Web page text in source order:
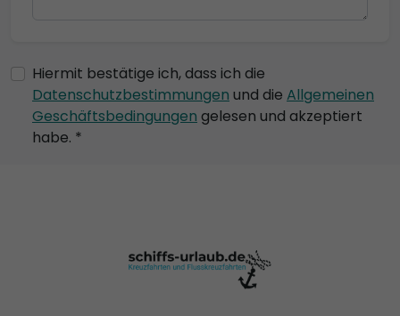
Hiermit bestätige ich, dass ich die
Datenschutzbestimmungen und die Allgemeinen
Geschäftsbedingungen gelesen und akzeptiert
habe. *